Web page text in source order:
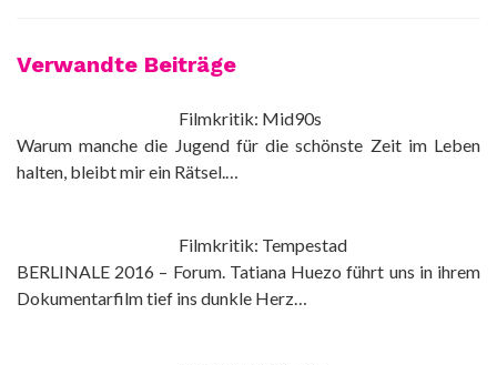
Verwandte Beiträge
Filmkritik: Mid90s
Warum manche die Jugend für die schönste Zeit im Leben
halten, bleibt mir ein Rätsel.…
Filmkritik: Tempestad
BERLINALE 2016 – Forum. Tatiana Huezo führt uns in ihrem
Dokumentarfilm tief ins dunkle Herz…